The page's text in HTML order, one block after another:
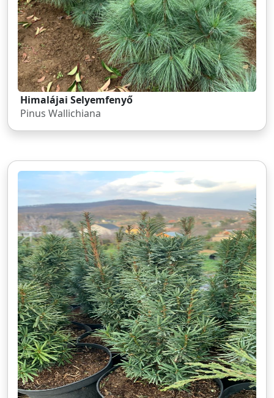
Himalájai Selyemfenyő
Pinus Wallichiana